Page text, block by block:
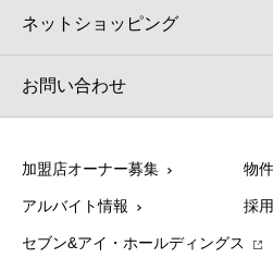
ネットショッピング
お問い合わせ
加盟店オーナー募集 物
アルバイト情報 採
セブン&アイ・ホールディングス